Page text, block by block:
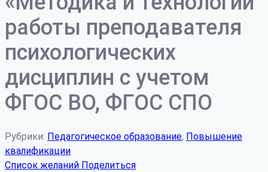
работы преподавателя
психологических
дисциплин с учетом
ФГОС ВО, ФГОС СПО
Рубрики: Педагогическое образование, Повышение
квалификации
Список желаний Поделиться